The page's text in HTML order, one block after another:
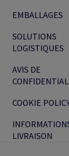
EMBALLAGES
SOLUTIONS
LOGISTIQUES
AVIS DE
COOKIE
LIVRAISON